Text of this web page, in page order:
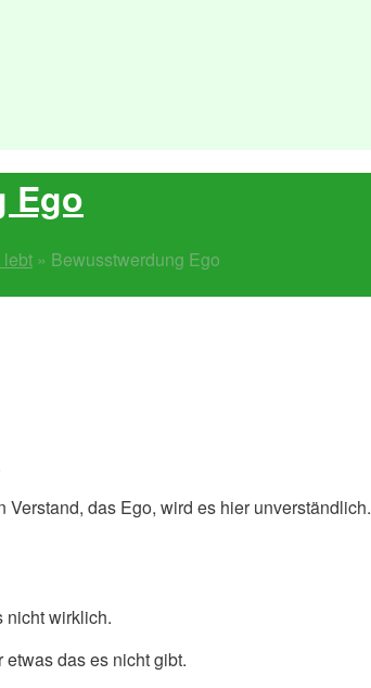
Ego
lebt » Bewusstwerdung Ego
das Ego, wird es hier unverständlich.
nicht wirklich.
das es nicht gibt.